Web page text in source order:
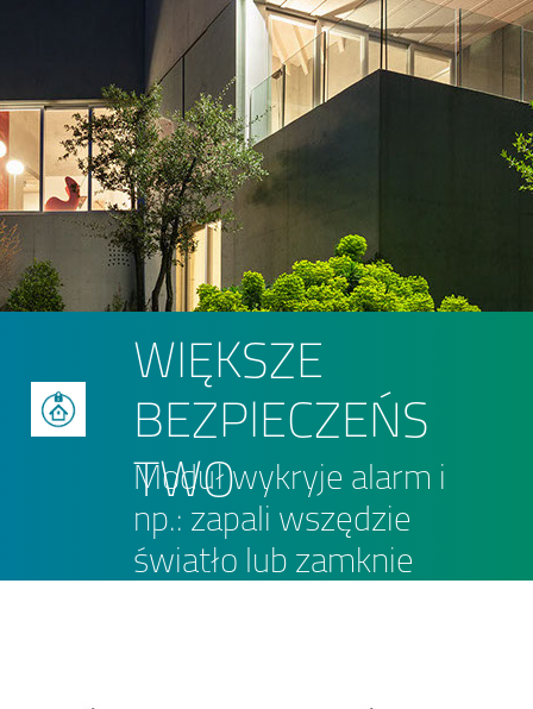
WIĘKSZE
BEZPIECZEŃS
TWO
Moduł wykryje alarm i
np.: zapali wszędzie
światło lub zamknie